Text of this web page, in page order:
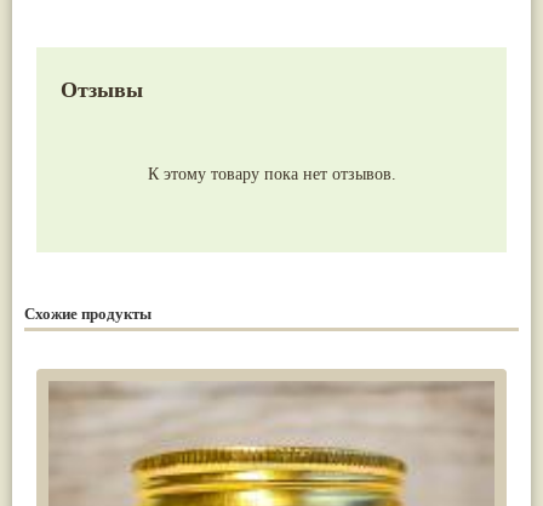
Отзывы
К этому товару пока нет отзывов.
Схожие продукты